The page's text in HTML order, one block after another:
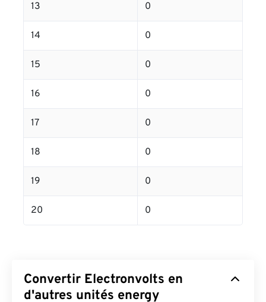
13 0
14 0
15 0
16 0
17 0
18 0
19 0
20 0
Convertir Electronvolts en
d'autres unités energy